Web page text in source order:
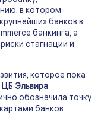
в котором
банков в
банкинга, а
стагнации и
которое пока
ЦБ Эльвира
обозначила точку
банков